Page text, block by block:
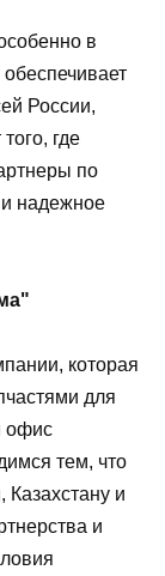
в
России,
где
по
и надежное
которая
для
офис
тем, что
и
и